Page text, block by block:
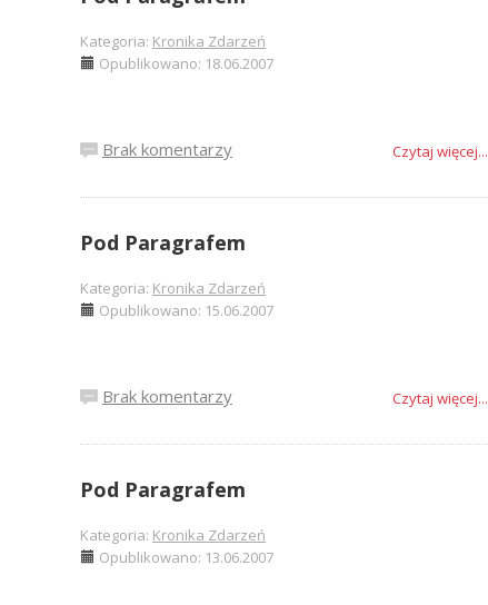
Kategoria: Kronika Zdarzeń
Opublikowano: 18.06.2007
Brak komentarzy Czytaj więcej...
Pod Paragrafem
Kategoria: Kronika Zdarzeń
Opublikowano: 15.06.2007
Brak komentarzy Czytaj więcej...
Pod Paragrafem
Kategoria: Kronika Zdarzeń
Opublikowano: 13.06.2007